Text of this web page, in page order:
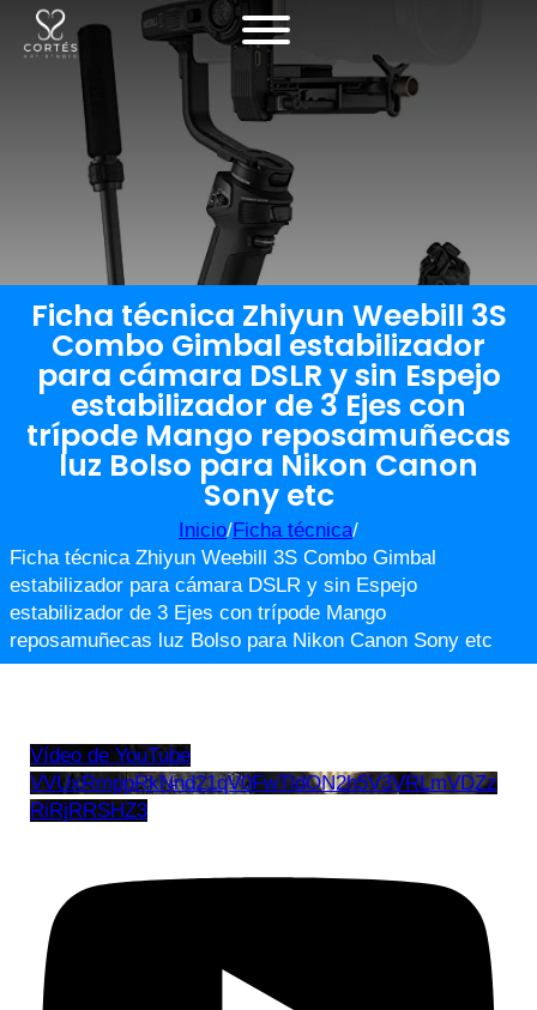
Ficha técnica Zhiyun Weebill 3S
Combo Gimbal estabilizador
para cámara DSLR y sin Espejo
estabilizador de 3 Ejes con
trípode Mango reposamuñecas
luz Bolso para Nikon Canon
Sony etc
Inicio/Ficha técnica/
Ficha técnica Zhiyun Weebill 3S Combo Gimbal
estabilizador para cámara DSLR y sin Espejo
estabilizador de 3 Ejes con trípode Mango
reposamuñecas luz Bolso para Nikon Canon Sony etc
Vídeo de YouTube
VVUxRmppRkNnd21qV0FwTldON2h5V3VRLmVDZz
RiRjRRSHZ3